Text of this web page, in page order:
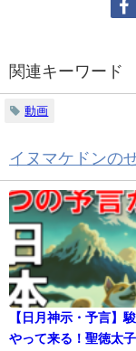
関連キーワード
動画
イヌマケドンの
【日月神示・予言】
やって来る！聖徳太